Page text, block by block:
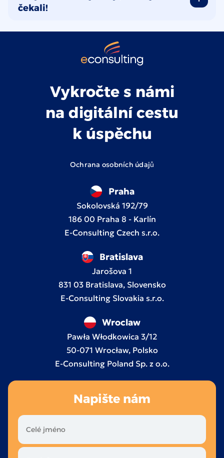
čekali!
Vykročte s námi
na digitální cestu
k úspěchu
Ochrana osobních údajů
Praha
Sokolovská 192/79
186 00 Praha 8 - Karlín
E-Consulting Czech s.r.o.
Bratislava
Jarošova 1
831 03 Bratislava, Slovensko
E-Consulting Slovakia s.r.o.
Wroclaw
Pawła Włodkowica 3/12
50-071 Wrocław, Polsko
E-Consulting Poland Sp. z o.o.
Napište nám